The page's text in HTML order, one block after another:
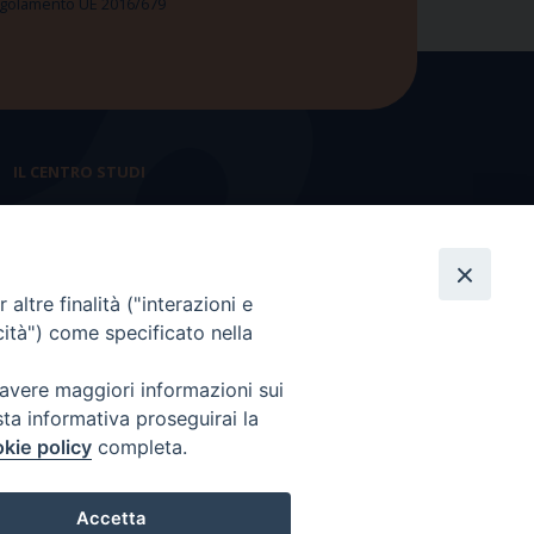
IL CENTRO STUDI
Presidenza e ufficio presidenza
Coordinamento nazionale
altre finalità ("interazioni e
come specificato nella
maggiori informazioni sui
informativa proseguirai la
policy completa.
Accetta